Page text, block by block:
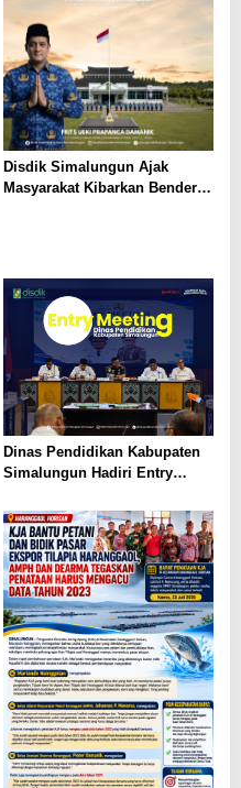
Disdik Simalungun Ajak
Masyarakat Kibarkan Bendera
Dinas Pendidikan Kabupaten
Simalungun Hadiri Entry
Simalungun, Perkuat Sinergi
dan Tata Kelola Pemerintahan